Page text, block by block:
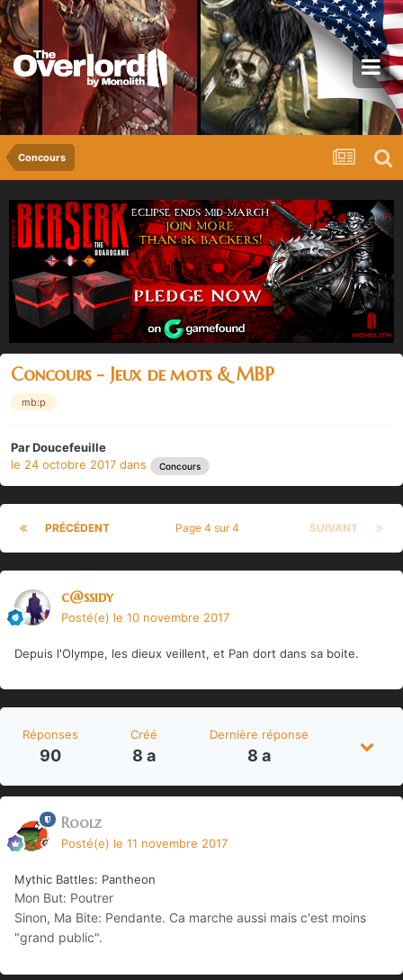
Concours
Concours - Jeux de mots & MBP
mb:p
ParDoucefeuille
le 24 octobre 2017 dans Concours
PRÉCÉDENT SUIVANT
Page 4 sur 4
c@ssidy
Posté(e) le 10 novembre 2017
Depuis l'Olympe, les dieux veillent, et Pan dort dans sa boite.
Réponses
90
Créé
8 a
Dernière réponse
8 a
Roolz
Posté(e) le 11 novembre 2017
Mythic Battles: Pantheon
Mon But: Poutrer
Sinon, Ma Bite: Pendante. Ca marche aussi mais c'est moins
"grand public".